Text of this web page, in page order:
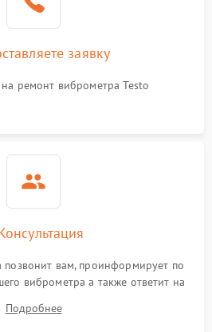
1500 ₽
Подробнее →
заявку
на ремонт виброметра Testo
вам, проинформирует по
виброметра а также ответит на
Подробнее